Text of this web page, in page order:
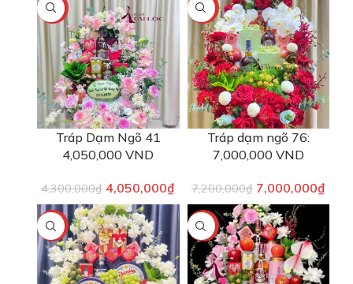
-6%
Tráp Dạm Ngõ 41
4,050,000 VND
4,300,000₫ 4,050,000₫
-3%
Tráp dạm ngõ 76:
7,000,000 VND
7,200,000₫ 7,000,000₫
-5% -6%